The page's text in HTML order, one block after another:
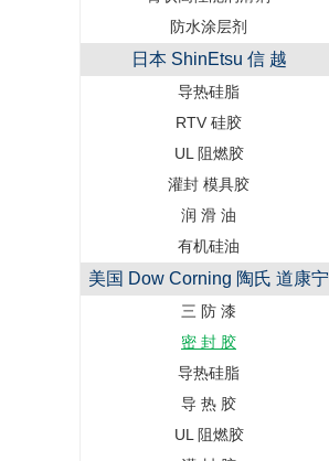
防水涂层剂
日本 ShinEtsu 信 越
导热硅脂
RTV 硅胶
UL 阻燃胶
灌封 模具胶
润 滑 油
有机硅油
美国 Dow Corning 陶氏 道康宁
三 防 漆
密 封 胶
导热硅脂
导 热 胶
UL 阻燃胶